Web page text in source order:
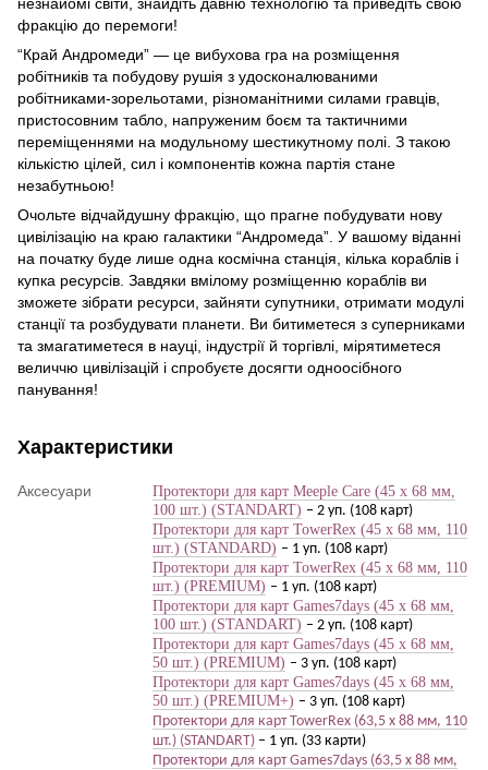
фракцію до перемоги!
“Край Андромеди” — це вибухова гра на розміщення
робітників та побудову рушія з удосконалюваними
робітниками-зорельотами, різноманітними силами гравців,
пристосовним табло, напруженим боєм та тактичними
переміщеннями на модульному шестикутному полі. З такою
кількістю цілей, сил і компонентів кожна партія стане
незабутньою!
Очольте відчайдушну фракцію, що прагне побудувати нову
цивілізацію на краю галактики “Андромеда”. У вашому віданні
на початку буде лише одна космічна станція, кілька кораблів і
купка ресурсів. Завдяки вмілому розміщенню кораблів ви
зможете зібрати ресурси, зайняти супутники, отримати модулі
станції та розбудувати планети. Ви битиметеся з суперниками
та змагатиметеся в науці, індустрії й торгівлі, мірятиметеся
величчю цивілізацій і спробуєте досягти одноосібного
панування!
Характеристики
Аксесуари
Протектори для карт Meeple Care (45 х 68 мм,
100 шт.) (STANDART) – 2 уп. (108 карт)
Протектори для карт TowerRex (45 х 68 мм, 110
шт.) (STANDARD) – 1 уп. (108 карт)
Протектори для карт TowerRex (45 х 68 мм, 110
шт.) (PREMIUM) – 1 уп. (108 карт)
Протектори для карт Games7days (45 х 68 мм,
100 шт.) (STANDART) – 2 уп. (108 карт)
Протектори для карт Games7days (45 х 68 мм,
50 шт.) (PREMIUM) – 3 уп. (108 карт)
Протектори для карт Games7days (45 х 68 мм,
50 шт.) (PREMIUM+) – 3 уп. (108 карт)
Протектори для карт TowerRex (63,5 х 88 мм, 110
шт.) (STANDART) – 1 уп. (33 карти)
Протектори для карт Games7days (63,5 х 88 мм,